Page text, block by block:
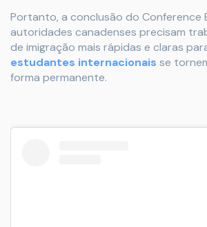
Portanto, a conclusão do Conference
autoridades canadenses precisam
de imigração mais rápidas e claras
estudantes internacionais se
forma permanente.